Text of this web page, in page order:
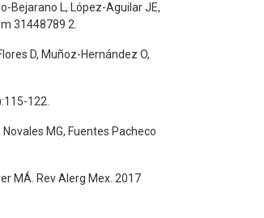
Bejarano L, López-Aguilar JE,
31448789 2.
D, Muñoz-Hernández O,
122.
MG, Fuentes Pacheco
MÁ. Rev Alerg Mex. 2017